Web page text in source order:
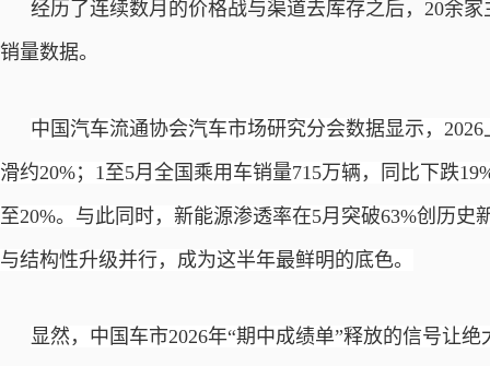
经历了连续数月的价格战与渠道去库存之后， 20余家
销量数据。
中国汽车流通协会汽车市场研究分会数据显示，
滑约20%；1至5月全国乘用车销量715万辆，同比下跌
至20%。与此同时，新能源渗透率在5月突破63%创历史
与结构性升级并行，成为这半年最鲜明的底色。
显然，中国车市2026年“期中成绩单”释放的信号让